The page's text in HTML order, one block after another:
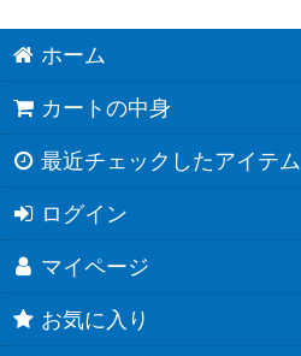
ホーム
カートの中身
最近チェックしたアイテム
ログイン
マイページ
お気に入り